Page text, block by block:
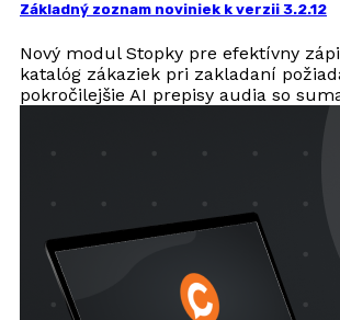
Základný zoznam noviniek k verzii 3.2.12
Nový modul Stopky pre efektívny
katalóg zákaziek pri zakladaní
pokročilejšie AI prepisy audia so